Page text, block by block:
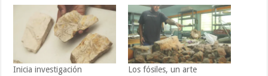
Inicia investigación
Los fósiles, un arte